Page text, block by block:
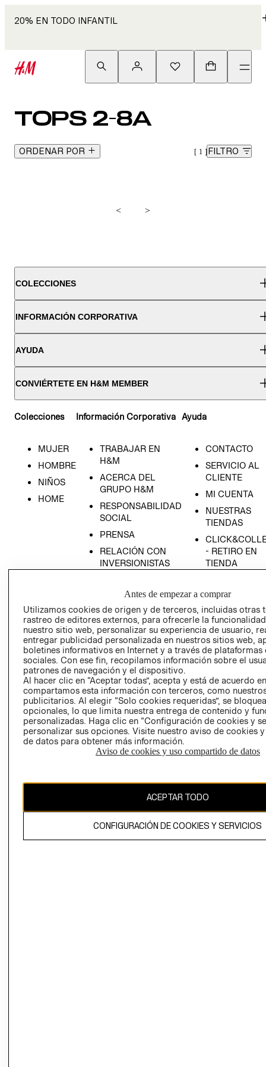
20% EN TODO INFANTIL
TOPS 2-8A
ORDENAR POR 1 FILTRO
< >
COLECCIONES
INFORMACIÓN CORPORATIVA
AYUDA
CONVIÉRTETE EN H&M MEMBER
Colecciones
MUJER
HOMBRE
NIÑOS
HOME
Información Corporativa
TRABAJAR EN
H&M
ACERCA DEL
GRUPO H&M
RESPONSABILIDAD
SOCIAL
PRENSA
RELACIÓN CON
INVERSIONISTAS
EMPRESARIAL
Ayuda
CONTACTO
SERVICIO AL
CLIENTE
MI CUENTA
NUESTRAS
TIENDAS
- RETIRO EN
TIENDA
CONDICIONES
AVISO DE
PRIVACIDAD
GIFT CARD
AVISO DE
COOKIES
Chile ($)
El contenido de esta página web está protegido por copyright y es
propiedad de H&M Hennes & Mauritz AB.
Antes de empezar a comprar
Utilizamos cookies de origen y de terceros, incluidas otras
rastreo de editores externos, para ofrecerle la
nuestro sitio web, personalizar su experiencia de usuario,
entregar publicidad personalizada en nuestros sitios web,
boletines informativos en Internet y a través de plataformas
sociales. Con ese fin, recopilamos información sobre el
patrones de navegación y el dispositivo.
Al hacer clic en “Aceptar todas”, acepta y está de acuerdo
compartamos esta información con terceros, como
publicitarios. Al elegir “Solo cookies requeridas”, se
opcionales, lo que limita nuestra entrega de contenido y
personalizadas. Haga clic en “Configuración de cookies y
personalizar sus opciones. Visite nuestro aviso de cookies
de datos para obtener más información.
Aviso de cookies y uso compartido de datos
ACEPTAR TODO
CONFIGURACIÓN DE COOKIES Y SERVICIOS